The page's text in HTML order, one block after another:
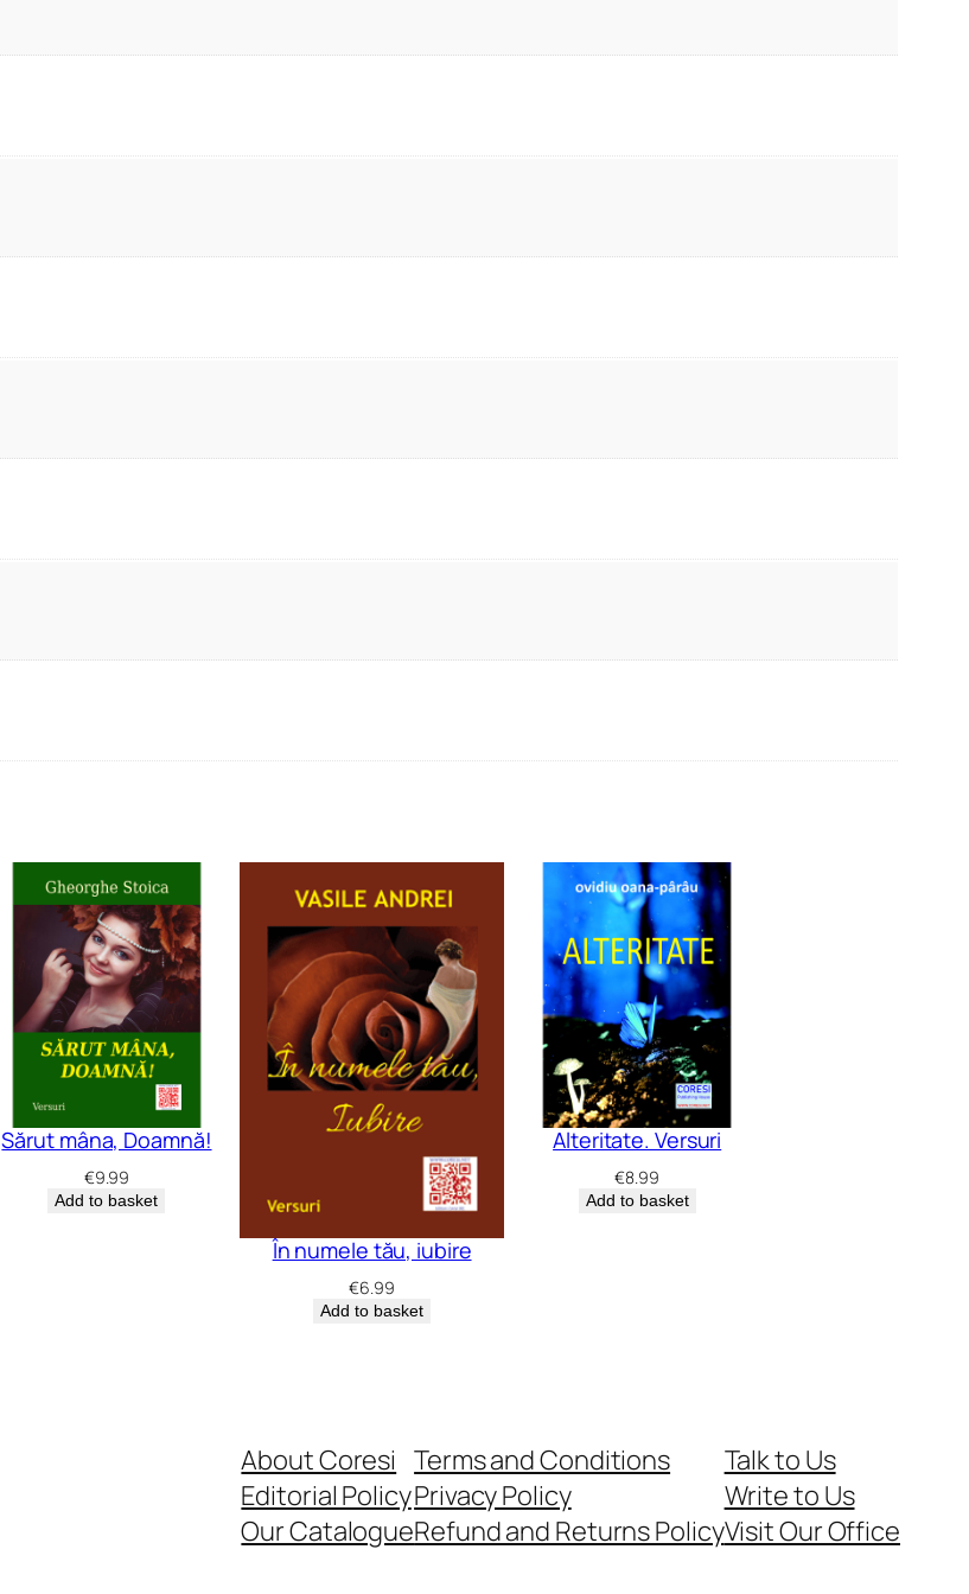
Sărut mâna, Doamnă!
€9.99
Add to basket
În numele tău, iubire
€6.99
Add to basket
Alteritate. Versuri
€8.99
Add to basket
About Coresi
Editorial Policy
Our Catalogue
Terms and Conditions
Privacy Policy
Refund and Returns Policy
Talk to Us
Write to Us
Visit Our Office